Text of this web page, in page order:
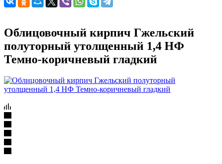
Облицовочный кирпич Гжельский
полуторный утолщенный 1,4 НФ
Темно-коричневый гладкий